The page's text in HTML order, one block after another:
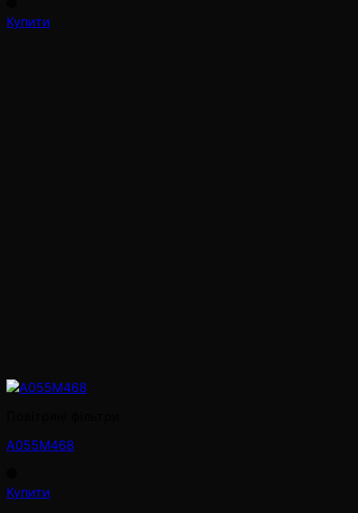
Купити
A055M468
Купити